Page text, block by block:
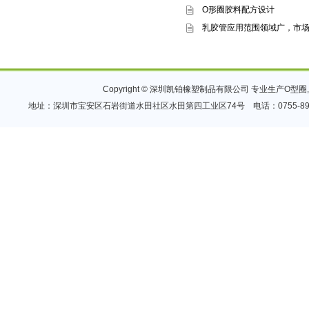
O形圈胶料配方设计
乳胶管应用范围领域广，市
Copyright © 深圳凯铂橡塑制品有限公司 专业生产O型圈 ,
地址：深圳市宝安区石岩街道水田社区水田第四工业区74号 电话：